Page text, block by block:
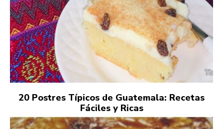
20 Postres Típicos de Guatemala: Recetas
Fáciles y Ricas